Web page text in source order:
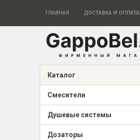
ГЛАВНАЯ ДОСТАВКА И ОПЛАТА
Каталог
Смесители
Душевые системы
Дозаторы